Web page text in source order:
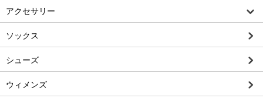
アクセサリー
ソックス
シューズ
ウィメンズ